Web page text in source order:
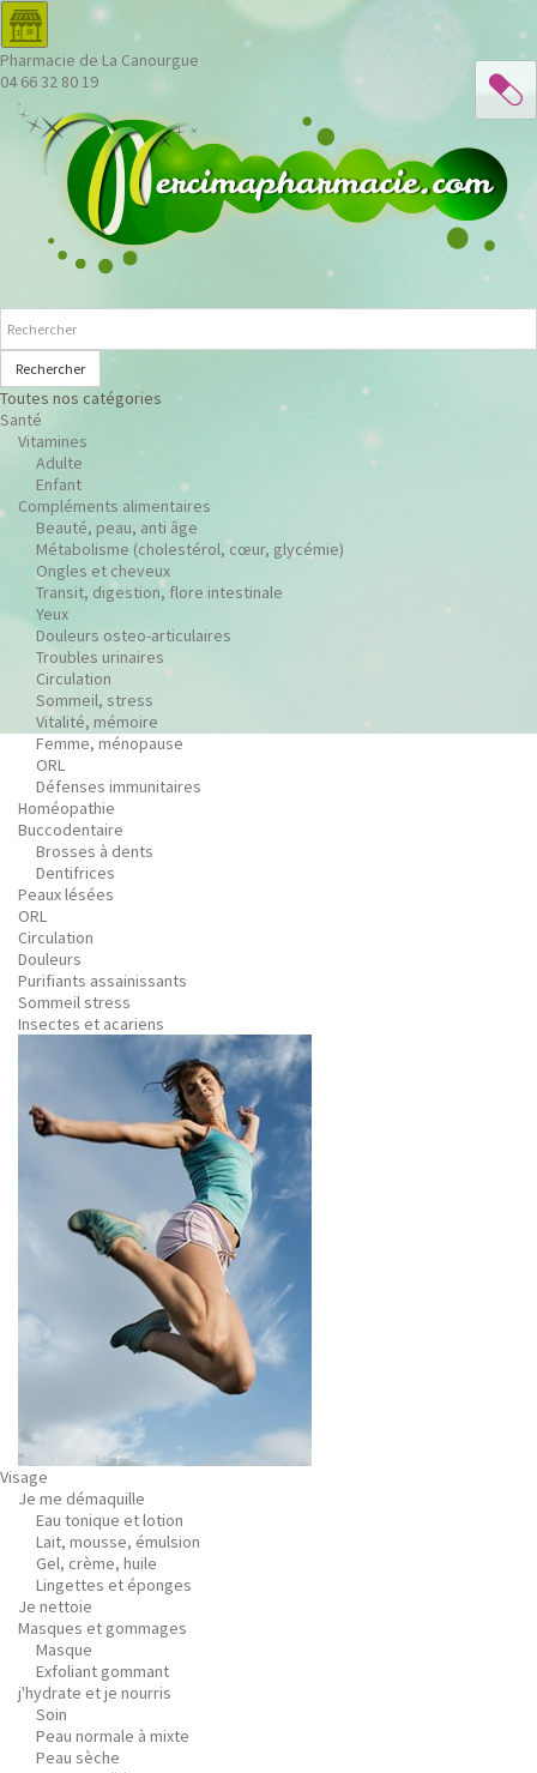
Pharmacie de La Canourgue
04 66 32 80 19
Rechercher
Toutes nos catégories
Santé
Vitamines
Adulte
Enfant
Compléments alimentaires
Beauté, peau, anti âge
Métabolisme (cholestérol, cœur, glycémie)
Ongles et cheveux
Transit, digestion, flore intestinale
Yeux
Douleurs osteo-articulaires
Troubles urinaires
Circulation
Sommeil, stress
Vitalité, mémoire
Femme, ménopause
ORL
Défenses immunitaires
Homéopathie
Buccodentaire
Brosses à dents
Dentifrices
Peaux lésées
ORL
Circulation
Douleurs
Purifiants assainissants
Sommeil stress
Insectes et acariens
Visage
Je me démaquille
Eau tonique et lotion
Lait, mousse, émulsion
Gel, crème, huile
Lingettes et éponges
Je nettoie
Masques et gommages
Masque
Exfoliant gommant
j'hydrate et je nourris
Soin
Peau normale à mixte
Peau sèche